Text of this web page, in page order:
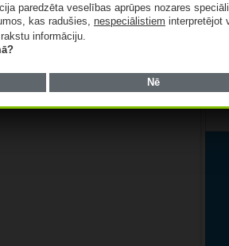
paredzēta veselības aprūpes nozares
kas radušies,nespeciālistiem interpretējot
informāciju.
Nē